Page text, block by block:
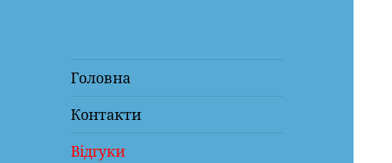
Головна
Контакти
Відгуки